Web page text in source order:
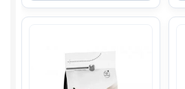
Vet
1,5кг